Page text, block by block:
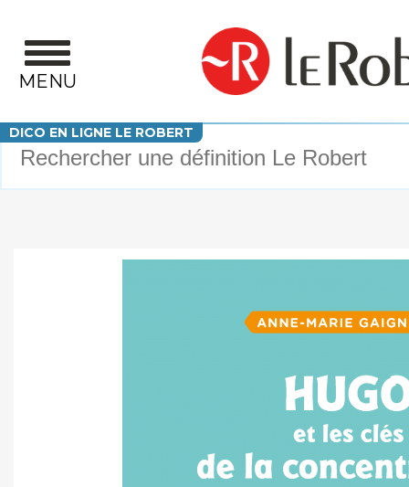
MENU
DICO EN LIGNE LE ROBERT
Votre recherche